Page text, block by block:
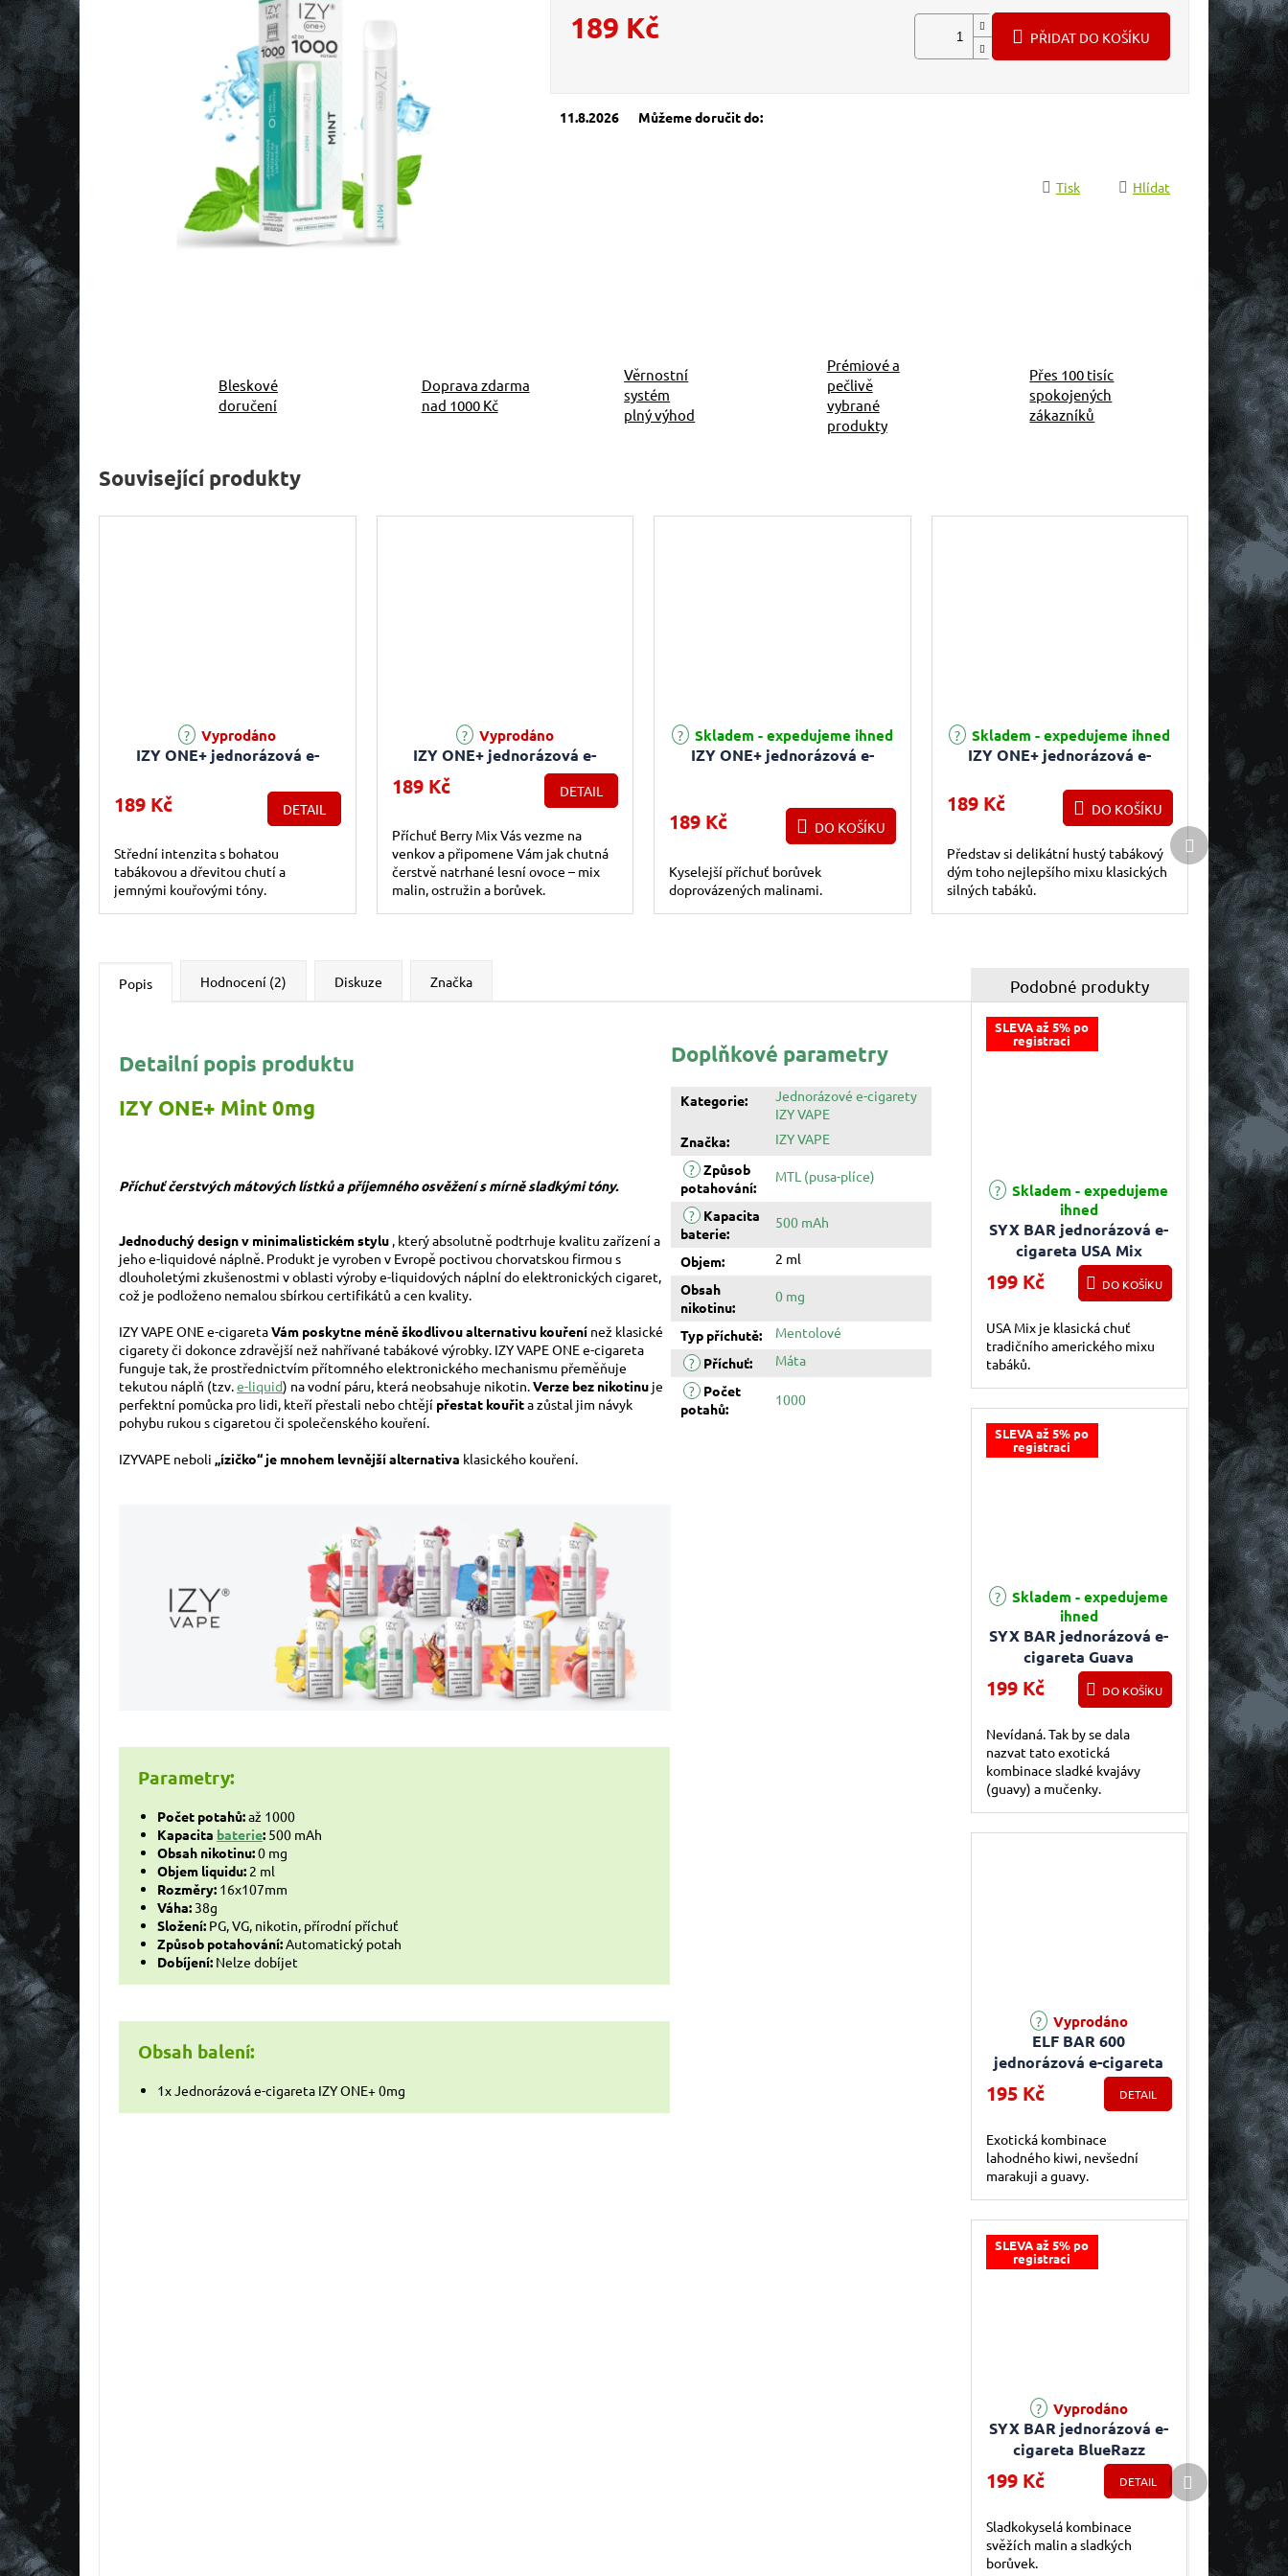
189 Kč
Můžeme doručit do:
11.8.2026
PŘIDAT DO KOŠÍKU
Tisk Hlídat
Bleskové
doručení
Doprava zdarma
nad 1000 Kč
Věrnostní
systém
plný výhod
Prémiové a
pečlivě
vybrané
produkty
Přes 100 tisíc
spokojených
zákazníků
Související produkty
IZY ONE+ jednorázová e-
(Tabák) 18mg
Vyprodáno
189 Kč DETAIL
Střední intenzita s bohatou
tabákovou a dřevitou chutí a
jemnými kouřovými tóny.
IZY ONE+ jednorázová e-
cigareta - Berry Mix
(Bobulovitý mix) 18mg
Vyprodáno
189 Kč DETAIL
Příchuť Berry Mix Vás vezme na
venkov a připomene Vám jak chutná
čerstvě natrhané lesní ovoce – mix
malin, ostružin a borůvek.
IZY ONE+ jednorázová e-
18mg
Skladem - expedujeme ihned
189 Kč DO KOŠÍKU
Kyselejší příchuť borůvek
doprovázených malinami.
IZY ONE+ jednorázová e-
(Klasický tabák) 18mg
Průměrné hodnocení produktu je 5,0 z 5 hvězdiček.
Skladem - expedujeme ihned
189 Kč DO KOŠÍKU
Představ si delikátní hustý tabákový
dým toho nejlepšího mixu klasických
silných tabáků.
Další produkt
Popis Hodnocení (2) Diskuze Značka
Detailní popis produktu
IZY ONE+ Mint 0mg
Příchuť čerstvých mátových lístků a příjemného osvěžení s mírně sladkými tóny.
Jednoduchý design v minimalistickém stylu , který absolutně podtrhuje kvalitu zařízení a
jeho e-liquidové náplně. Produkt je vyroben v Evropě poctivou chorvatskou firmou s
dlouholetými zkušenostmi v oblasti výroby e-liquidových náplní do elektronických cigaret,
což je podloženo nemalou sbírkou certifikátů a cen kvality.
IZY VAPE ONE e-cigaretaVám poskytne méně škodlivou alternativu kouření než klasické
cigarety či dokonce zdravější než nahřívané tabákové výrobky. IZY VAPE ONE e-cigareta
funguje tak, že prostřednictvím přítomného elektronického mechanismu přeměňuje
tekutou náplň (tzv.e-liquid) na vodní páru, která neobsahuje nikotin.Verze bez nikotinu je
perfektní pomůcka pro lidi, kteří přestali nebo chtějí přestat kouřita zůstal jim návyk
pohybu rukou s cigaretou či společenského kouření.
IZYVAPE neboli „ízičko“ je mnohem levnější alternativa klasického kouření.
Parametry:
Počet potahů:až 1000
Kapacita baterie: 500 mAh
Obsah nikotinu:0 mg
Objem liquidu: 2 ml
Rozměry: 16x107mm
Váha: 38g
Složení: PG, VG, nikotin, přírodní příchuť
Způsob potahování:Automatický potah
Dobíjení: Nelze dobíjet
Obsah balení:
1x Jednorázová e-cigareta IZY ONE+ 0mg
Doplňkové parametry
Kategorie:
Jednorázové e-cigarety
IZY VAPE
Značka:
IZY VAPE
? Způsob
potahování:
MTL (pusa-plíce)
? Kapacita
baterie:
500 mAh
Objem:
2 ml
Obsah
nikotinu:
0 mg
Typ příchutě:
Mentolové
? Příchuť:
Máta
? Počet
potahů:
1000
SLEVA až 5% po
registraci
SYX BAR jednorázová e-
cigareta USA Mix
Průměrné hodnocení produktu je 4,3 z 5
Skladem - expedujeme
ihned
199 Kč DO KOŠÍKU
USA Mix je klasická chuť
tradičního amerického mixu
tabáků.
SLEVA až 5% po
registraci
SYX BAR jednorázová e-
cigareta Guava
Granadilla
Skladem - expedujeme
ihned
199 Kč DO KOŠÍKU
Nevídaná. Tak by se dala
nazvat tato exotická
kombinace sladké kvajávy
(guavy) a mučenky.
ELF BAR 600
jednorázová e-cigareta
Kiwi Passion Fruit Guava
Vyprodáno
195 Kč DETAIL
Exotická kombinace
lahodného kiwi, nevšední
marakuji a guavy.
SLEVA až 5% po
registraci
SYX BAR jednorázová e-
cigareta BlueRazz
Průměrné hodnocení produktu je 5,0 z 5
Vyprodáno
199 Kč DETAIL
Sladkokyselá kombinace
svěžích malin a sladkých
borůvek.
Další produkt